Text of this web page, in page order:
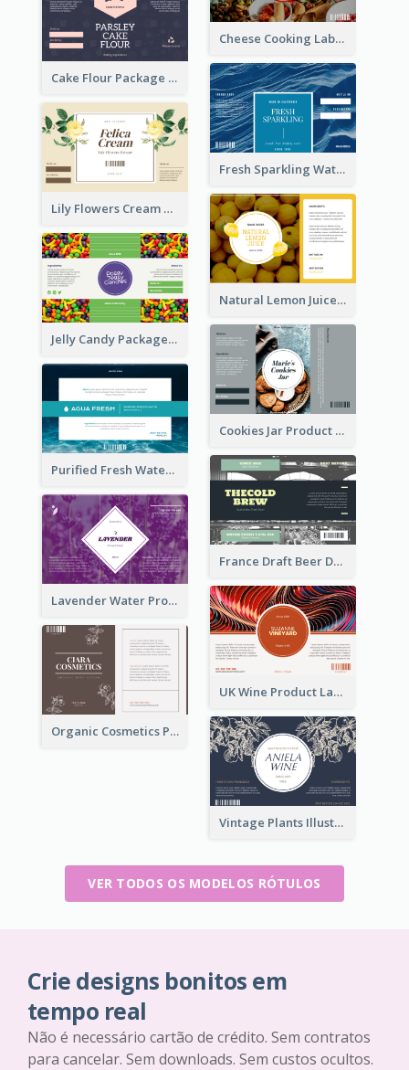
Cheese Cooking Label
Cake Flour Package Label
Fresh Sparkling Water Label
Lily Flowers Cream Product Label
Natural Lemon Juice Label
Jelly Candy Package Label
Cookies Jar Product Label
Purified Fresh Water Drink Label
France Draft Beer Drink Label
Lavender Water Product Label
UK Wine Product Label
Organic Cosmetics Product Label
Vintage Plants Illustration Wine Label
VER TODOS OS MODELOS RÓTULOS
Crie designs bonitos em
tempo real
Não é necessário cartão de crédito. Sem contratos
para cancelar. Sem downloads. Sem custos ocultos.